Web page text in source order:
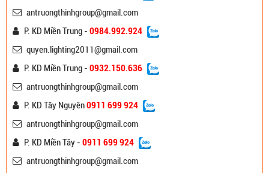
antruongthinhgroup@gmail.com
P. KD Miền Trung - 0984.992.924
quyen.lighting2011@gmail.com
P. KD Miền Trung - 0932.150.636
antruongthinhgroup@gmail.com
P. KD Tây Nguyên0911 699 924
antruongthinhgroup@gmail.com
P. KD Miền Tây - 0911 699 924
antruongthinhgroup@gmail.com